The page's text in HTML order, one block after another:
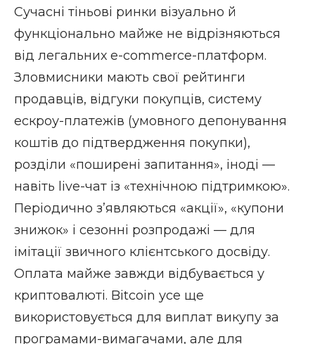
Сучасні тіньові ринки візуально й
функціонально майже не відрізняються
від легальних e-commerce-платформ.
Зловмисники мають свої рейтинги
продавців, відгуки покупців, систему
ескроу-платежів (умовного депонування
коштів до підтвердження покупки),
розділи «поширені запитання», іноді —
навіть live-чат із «технічною підтримкою».
Періодично з’являються «акції», «купони
знижок» і сезонні розпродажі — для
імітації звичного клієнтського досвіду.
Оплата майже завжди відбувається у
криптовалюті. Bitcoin усе ще
використовується для виплат викупу за
програмами-вимагачами, але для